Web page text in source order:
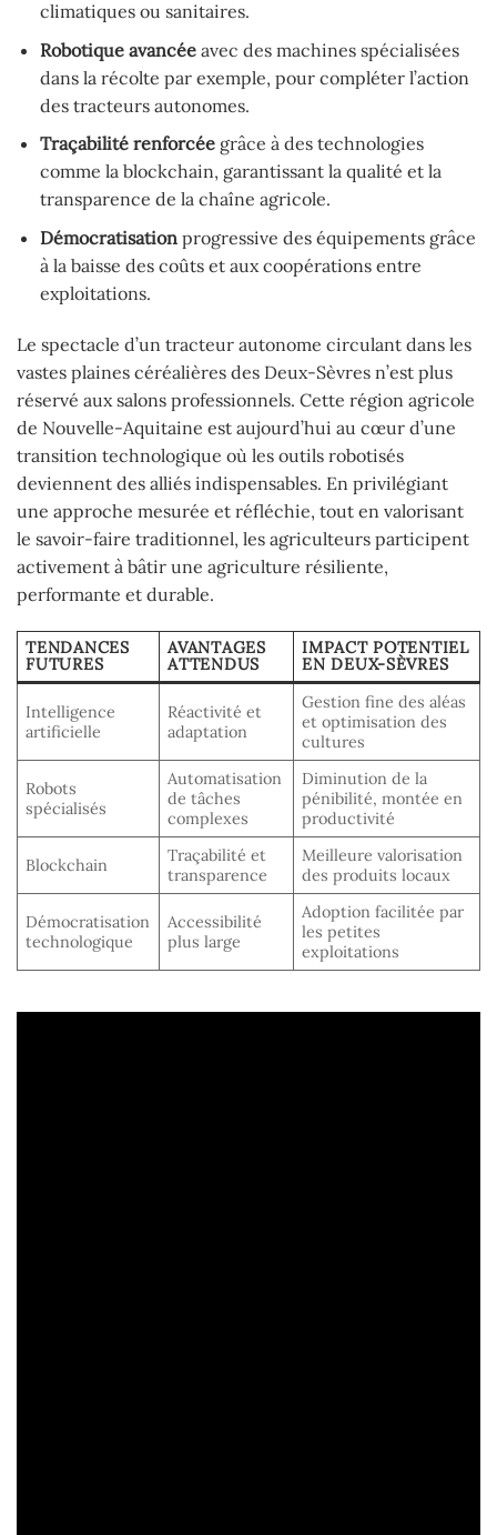
climatiques ou sanitaires.
Robotique avancéeavec des machines spécialisées
dans la récolte par exemple, pour compléter l’action
des tracteurs autonomes.
Traçabilité renforcéegrâce à des technologies
comme la blockchain, garantissant la qualité et la
transparence de la chaîne agricole.
Démocratisationprogressive des équipements grâce
à la baisse des coûts et aux coopérations entre
exploitations.
Le spectacle d’un tracteur autonome circulant dans les
vastes plaines céréalières des Deux-Sèvres n’est plus
réservé aux salons professionnels. Cette région agricole
de Nouvelle-Aquitaine est aujourd’hui au cœur d’une
transition technologique où les outils robotisés
deviennent des alliés indispensables. En privilégiant
une approche mesurée et réfléchie, tout en valorisant
le savoir-faire traditionnel, les agriculteurs participent
activement à bâtir une agriculture résiliente,
performante et durable.
TENDANCES
FUTURES
AVANTAGES
ATTENDUS
IMPACT POTENTIEL
EN DEUX-SÈVRES
Intelligence
artificielle
Réactivité et
adaptation
Gestion fine des aléas
et optimisation des
cultures
Robots
spécialisés
Automatisation
de tâches
complexes
Diminution de la
pénibilité, montée en
productivité
Blockchain
Traçabilité et
transparence
Meilleure valorisation
des produits locaux
Démocratisation
technologique
Accessibilité
plus large
Adoption facilitée par
les petites
exploitations